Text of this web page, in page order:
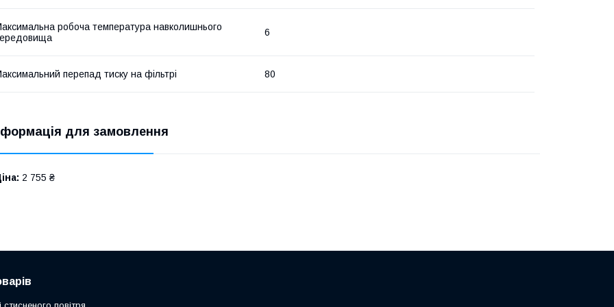
робоча температура навколишнього
6
перепад тиску на фільтрі 80
для замовлення
2 755 ₴
повітря